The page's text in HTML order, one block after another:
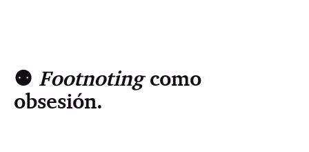
⚉ Footnotingcomo
obsesión.